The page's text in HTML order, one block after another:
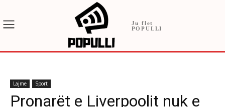
Ju flet
POPULLI
Lajme Sport
Pronarët e Liverpoolit nuk e